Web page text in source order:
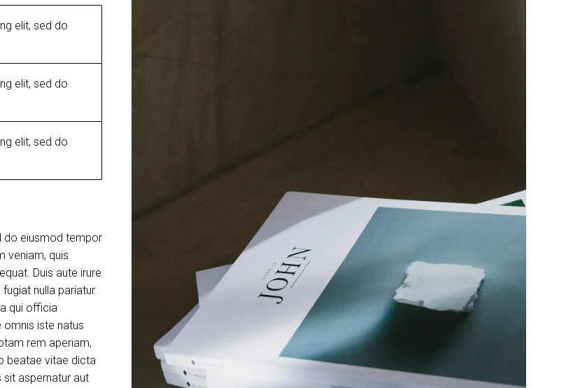
elit, sed do
elit, sed do
elit, sed do
do eiusmod tempor
veniam, quis
Duis aute irure
nulla pariatur.
qui officia
omnis iste natus
rem aperiam,
beatae vitae dicta
aspernatur aut